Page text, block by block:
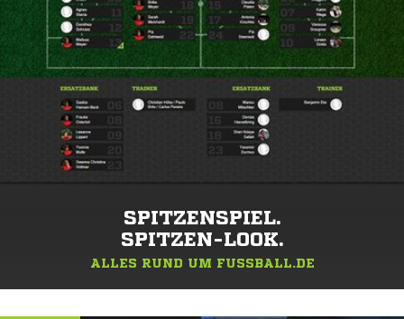
SPITZENSPIEL.
SPITZEN-LOOK.
ALLES RUND UM FUSSBALL.DE